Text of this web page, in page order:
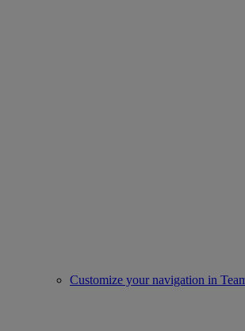
Customize your navigation in